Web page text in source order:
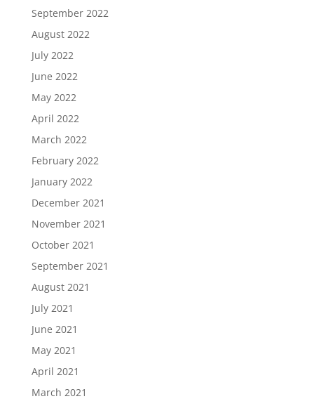
September 2022
August 2022
July 2022
June 2022
May 2022
April 2022
March 2022
February 2022
January 2022
December 2021
November 2021
October 2021
September 2021
August 2021
July 2021
June 2021
May 2021
April 2021
March 2021